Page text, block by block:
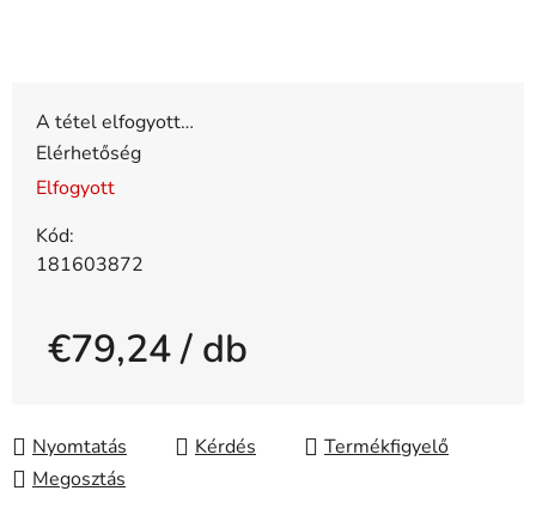
A tétel elfogyott…
Elérhetőség
Elfogyott
Kód:
181603872
€79,24/ db
Nyomtatás
Kérdés
Megosztás